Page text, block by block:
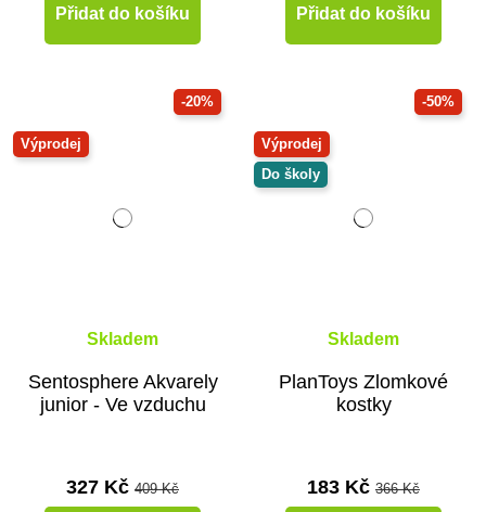
Přidat do košíku Přidat do košíku
-20%
Výprodej
Skladem
Sentosphere Akvarely
junior - Ve vzduchu
327 Kč 409 Kč
-50%
Výprodej
Do školy
Skladem
PlanToys Zlomkové
kostky
183 Kč 366 Kč